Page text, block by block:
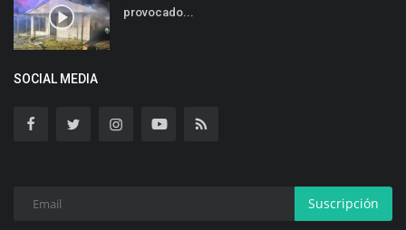
provocado...
SOCIAL MEDIA
Suscripción